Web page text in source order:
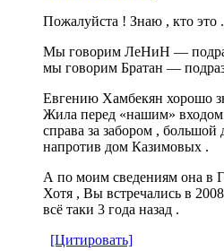
Пожалуйста ! Знаю , кто это .
Мы говорим ЛеНиН —
мы говорим Братан —
Евгению Хамбекян хорошо
Жила перед «нашим» входом
справа за забором , большой
напротив дом Казимовых .
А по моим сведениям она в
Хотя , Вы встречались в
всё таки 3 года назад .
[Цитировать]